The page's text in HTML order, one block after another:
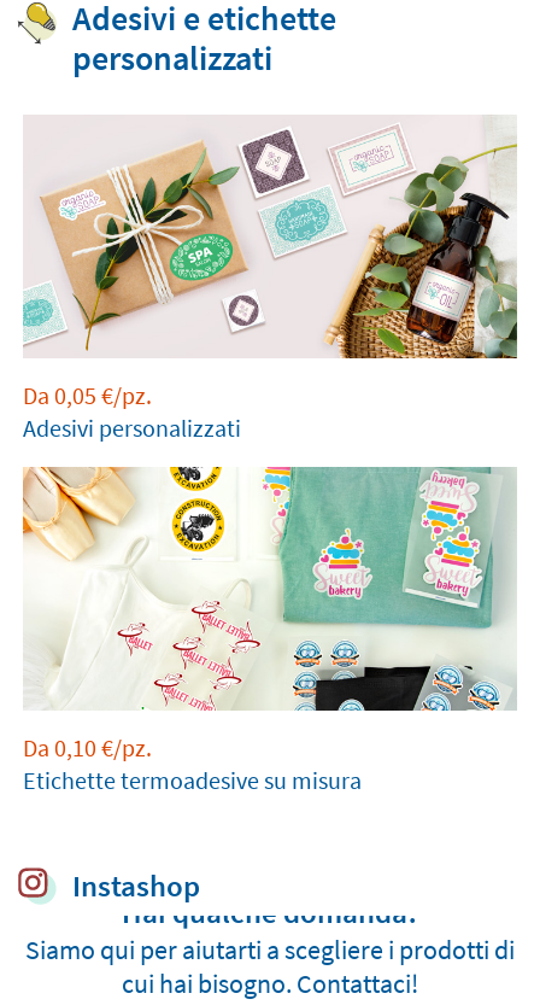
Adesivi e etichette
personalizzati
Da 0,05 €/pz.
Adesivi personalizzati
Da 0,10 €/pz.
Etichette termoadesive su misura
Instashop
Hai qualche domanda?
Siamo qui per aiutarti a scegliere i prodotti di
cui hai bisogno. Contattaci!